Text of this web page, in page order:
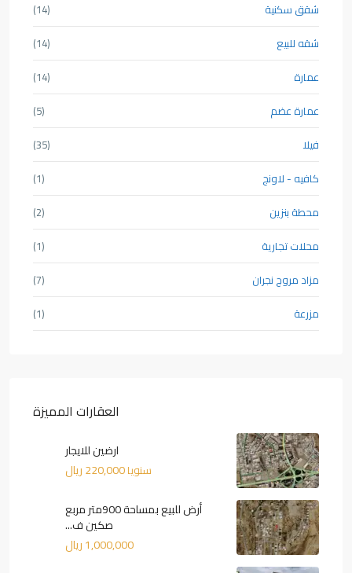
شقق سكنية
(14)
شقه للبيع
(14)
عمارة
(14)
عمارة عضم
(5)
فيلا
(35)
كافيه - لاونج
(1)
محطة بنزين
(2)
محلات تجارية
(1)
مزاد مروج نجران
(7)
مزرعة
(1)
العقارات المميزة
ارضين للايجار
سنويا220,000 ريال
أرض للبيع بمساحة 900متر مربع
صكين ف...
1,000,000 ريال